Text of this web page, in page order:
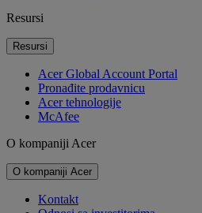
Resursi
Resursi
Acer Global Account Portal
Pronađite prodavnicu
Acer tehnologije
McAfee
O kompaniji Acer
O kompaniji Acer
Kontakt